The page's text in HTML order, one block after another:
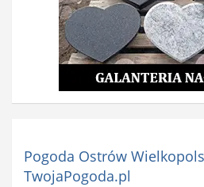
Pogoda Ostrów
TwojaPogoda.pl